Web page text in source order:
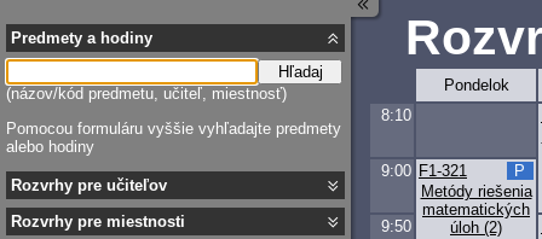
Pondelok
8:10
9:00
Metódy riešenia
matematických
úloh (2)
F1-321 P
9:50
Predmety a hodiny
Hľadaj
(názov/kód predmetu, učiteľ, miestnosť)
Pomocou formuláru vyššie vyhľadajte predmety
alebo hodiny
Rozvrhy pre učiteľov
Rozvrhy pre miestnosti